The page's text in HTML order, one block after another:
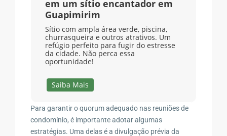
em um sítio encantador em
Guapimirim
Sítio com ampla área verde, piscina,
churrasqueira e outros atrativos. Um
refúgio perfeito para fugir do estresse
da cidade. Não perca essa
oportunidade!
Saiba Mais
Para garantir o quorum adequado nas reuniões de
condomínio, é importante adotar algumas
estratégias. Uma delas é a divulgação prévia da